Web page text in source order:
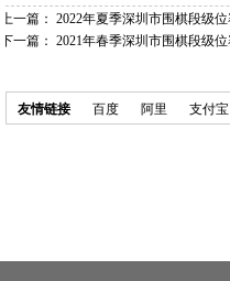
上一篇： 2022年夏季深圳市围棋段级
下一篇： 2021年春季深圳市围棋段级
友情链接 百度 阿里 支付宝